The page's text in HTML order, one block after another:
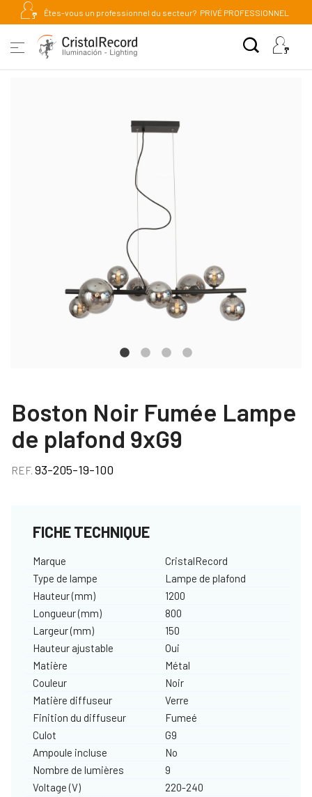
Êtes-vous un professionnel du secteur? PRIVÉ PROFESSIONNEL
Boston Noir Fumée Lampe
de plafond 9xG9
REF. 93-205-19-100
FICHE TECHNIQUE
Marque
CristalRecord
Type de lampe
Lampe de plafond
Hauteur (mm)
1200
Longueur (mm)
800
Largeur (mm)
150
Hauteur ajustable
Oui
Matière
Métal
Couleur
Noir
Matière diffuseur
Verre
Finition du diffuseur
Fumeé
Culot
G9
Ampoule incluse
No
Nombre de lumières
9
Voltage (V)
220-240